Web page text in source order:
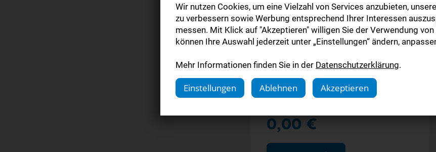
Probeabo
Alle Inhalte auf stuttgarter-nachrichten.de
Die digitale Ausgabe als E-Paper (Mo.-So.)
Abonnement endet automatisch
0,00 €
Wir nutzen Cookies, um eine Vielzahl von Services anzubieten,
zu verbessern sowie Werbung entsprechend Ihrer Interessen
messen. Mit Klick auf "Akzeptieren" willigen Sie der Verwendung
können Ihre Auswahl jederzeit unter „Einstellungen“ ändern,
Mehr Informationen finden Sie in der Datenschutzerklärung.
Einstellungen
Ablehnen Akzeptieren